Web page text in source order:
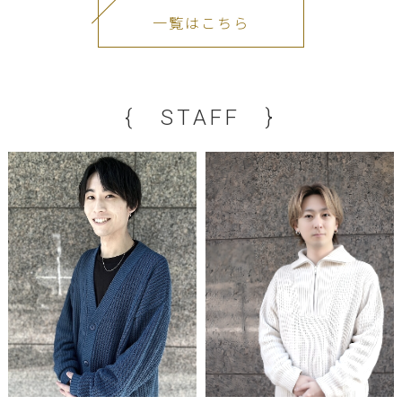
一覧はこちら
{ STAFF }